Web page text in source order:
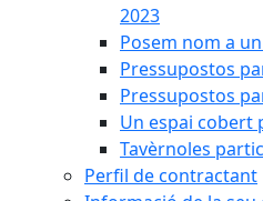
2023
Posem nom a
Pressupostos
Pressupostos
Un espai cobert
Tavèrnoles
Perfil de contractant